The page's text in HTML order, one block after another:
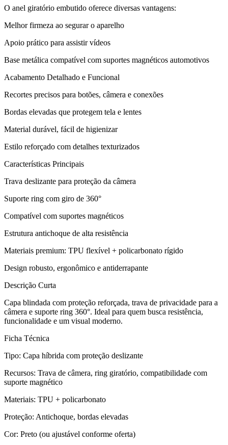
O anel giratório embutido oferece diversas vantagens:
Melhor firmeza ao segurar o aparelho
Apoio prático para assistir vídeos
Base metálica compatível com suportes magnéticos automotivos
Acabamento Detalhado e Funcional
Recortes precisos para botões, câmera e conexões
Bordas elevadas que protegem tela e lentes
Material durável, fácil de higienizar
Estilo reforçado com detalhes texturizados
Características Principais
Trava deslizante para proteção da câmera
Suporte ring com giro de 360°
Compatível com suportes magnéticos
Estrutura antichoque de alta resistência
Materiais premium: TPU flexível + policarbonato rígido
Design robusto, ergonômico e antiderrapante
Descrição Curta
Capa blindada com proteção reforçada, trava de privacidade para a
câmera e suporte ring 360°. Ideal para quem busca resistência,
funcionalidade e um visual moderno.
Ficha Técnica
Tipo: Capa híbrida com proteção deslizante
Recursos: Trava de câmera, ring giratório, compatibilidade com
suporte magnético
Materiais: TPU + policarbonato
Proteção: Antichoque, bordas elevadas
Cor: Preto (ou ajustável conforme oferta)